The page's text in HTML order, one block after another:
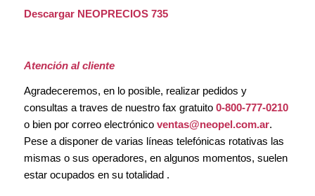
Descargar NEOPRECIOS 735
Atención al cliente
Agradeceremos, en lo posible, realizar pedidos y
consultas a traves de nuestro fax gratuito 0-800-777-0210
o bien por correo electrónico ventas@neopel.com.ar.
Pese a disponer de varias líneas telefónicas rotativas las
mismas o sus operadores, en algunos momentos, suelen
estar ocupados en su totalidad .